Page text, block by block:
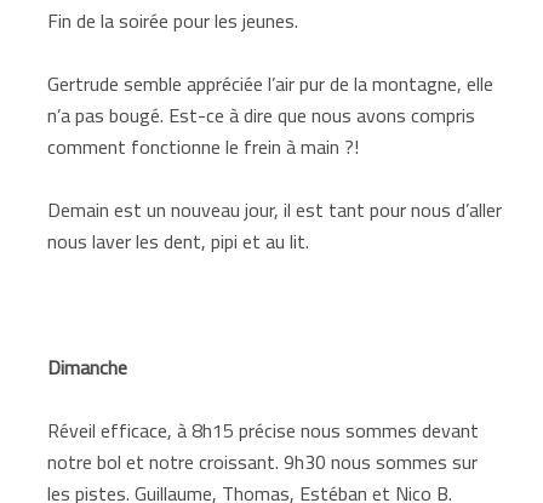
Fin de la soirée pour les jeunes.
Gertrude semble appréciée l’air pur de la montagne, elle
n’a pas bougé. Est-ce à dire que nous avons compris
comment fonctionne le frein à main ?!
Demain est un nouveau jour, il est tant pour nous d’aller
nous laver les dent, pipi et au lit.
Dimanche
Réveil efficace, à 8h15 précise nous sommes devant
notre bol et notre croissant. 9h30 nous sommes sur
les pistes. Guillaume, Thomas, Estéban et Nico B.